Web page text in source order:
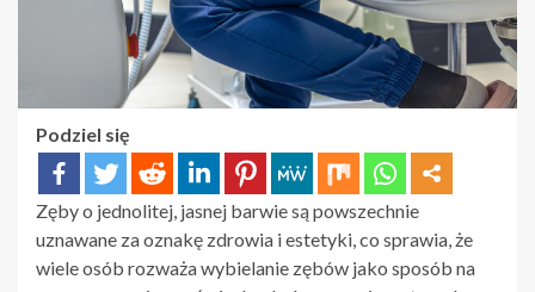
Podziel się
Zęby o jednolitej, jasnej barwie są powszechnie
uznawane za oznakę zdrowia i estetyki, co sprawia, że
wiele osób rozważa wybielanie zębów jako sposób na